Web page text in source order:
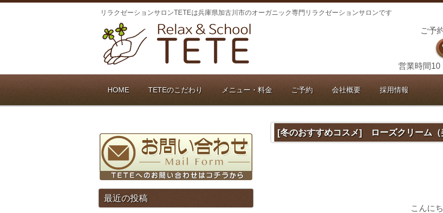
リラクゼーションサロンTETEは兵庫県加古川市のオーガニック専門リラクゼーションサロンです
ご予
営業時間10
HOME TETEのこだわり メニュー・料金 ご予約 会社概要 採用情報
[冬のおすすめコスメ] ローズクリーム（
こんに
最近の投稿